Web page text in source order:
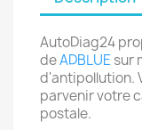
AutoDiag24
deADBLUEsur
d'antipollution.
parvenir votre
postale.